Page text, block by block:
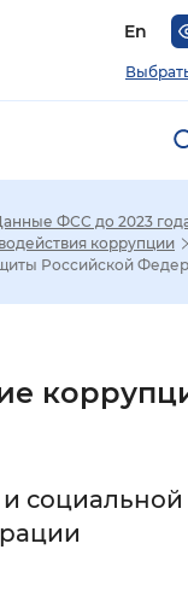
En
ФСС до 2023
коррупции
Российской
социальной